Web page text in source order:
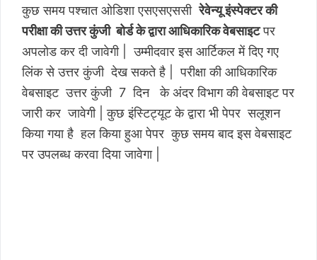
कुछ समय पश्चात ओडिशा एसएसएससीरेवेन्यू इंस्पेक्टर की
परीक्षा की उत्तर कुंजी बोर्ड के द्वारा आधिकारिक वेबसाइटपर
अपलोड कर दी जावेगी | उम्मीदवार इस आर्टिकल में दिए गए
लिंक से उत्तर कुंजी देख सकते है | परीक्षा की आधिकारिक
वेबसाइट उत्तर कुंजी 7 दिन के अंदर विभाग की वेबसाइट पर
जारी कर जावेगी | कुछ इंस्टिट्यूट के द्वारा भी पेपर सलूशन
किया गया है हल किया हुआ पेपर कुछ समय बाद इस वेबसाइट
पर उपलब्ध करवा दिया जावेगा |